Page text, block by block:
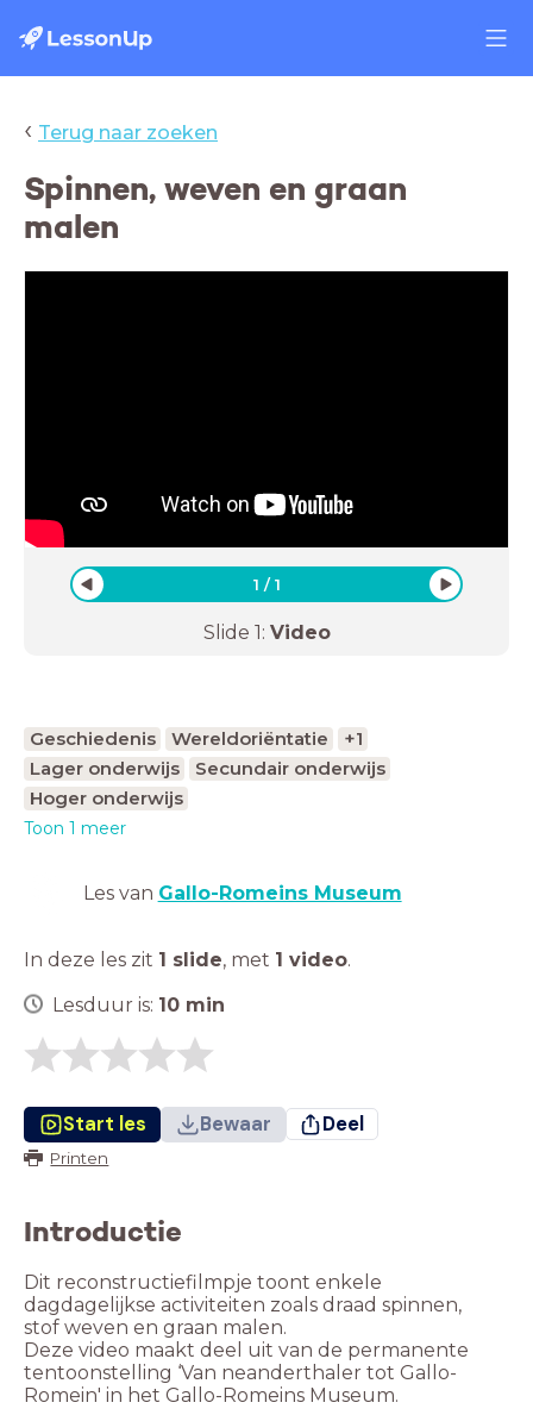
‹ Terug naar zoeken
Spinnen, weven en graan
malen
1 /1
Slide 1: Video
Geschiedenis Wereldoriëntatie
+1
Lager onderwijs
Secundair onderwijs
Hoger onderwijs
Toon 1 meer
Les van Gallo-Romeins Museum
In deze les zit 1 slide, met 1 video.
Lesduur is: 10 min
Start les Bewaar Deel
Printen
Introductie
Dit reconstructiefilmpje toont enkele
dagdagelijkse activiteiten zoals draad spinnen,
stof weven en graan malen.
Deze video maakt deel uit van de permanente
tentoonstelling ‘Van neanderthaler tot Gallo-
Romein' in het Gallo-Romeins Museum.